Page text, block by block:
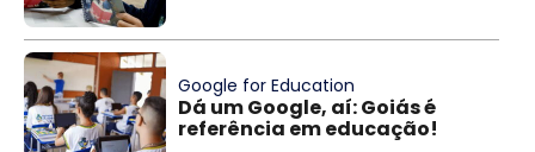
Google for Education
Dá um Google, aí: Goiás é
referência em educação!